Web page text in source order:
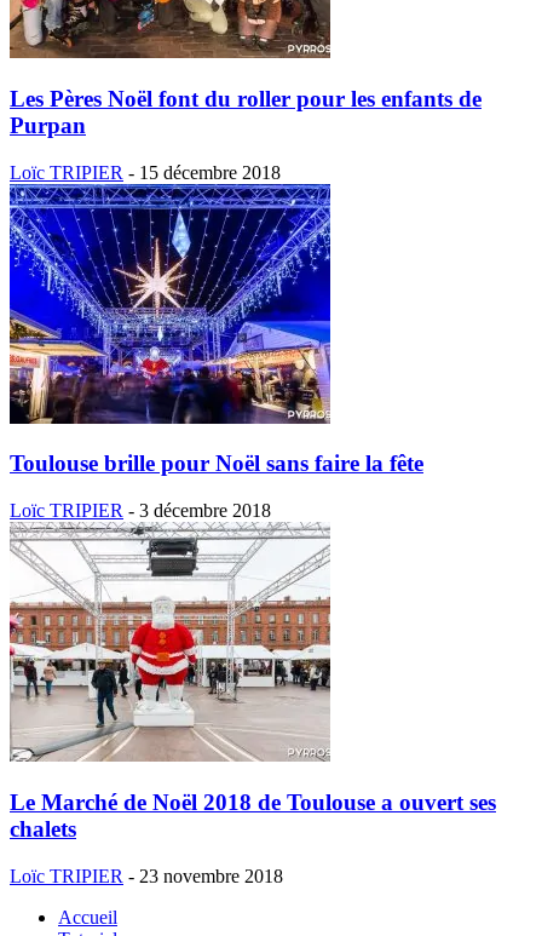
Les Pères Noël font du roller pour les enfants de
Purpan
Loïc TRIPIER - 15 décembre 2018
Toulouse brille pour Noël sans faire la fête
Loïc TRIPIER - 3 décembre 2018
Le Marché de Noël 2018 de Toulouse a ouvert ses
chalets
Loïc TRIPIER - 23 novembre 2018
Accueil